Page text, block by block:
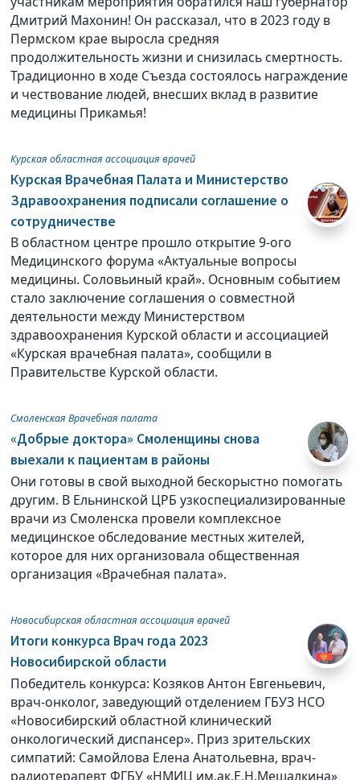
Дмитрий Махонин! Он рассказал, что в 2023 году в
Пермском крае выросла средняя
продолжительность жизни и снизилась смертность.
Традиционно в ходе Съезда состоялось награждение
и чествование людей, внесших вклад в развитие
медицины Прикамья!
Курская областная ассоциация врачей
Курская Врачебная Палата и Министерство
Здравоохранения подписали соглашение о
сотрудничестве
В областном центре прошло открытие 9-ого
Медицинского форума «Актуальные вопросы
медицины. Соловьиный край». Основным событием
стало заключение соглашения о совместной
деятельности между Министерством
здравоохранения Курской области и ассоциацией
«Курская врачебная палата», сообщили в
Правительстве Курской области.
Смоленская Врачебная палата
«Добрые доктора» Смоленщины снова
выехали к пациентам в районы
Они готовы в свой выходной бескорыстно помогать
другим. В Ельнинской ЦРБ узкоспециализированные
врачи из Смоленска провели комплексное
медицинское обследование местных жителей,
которое для них организовала общественная
организация «Врачебная палата».
Новосибирская областная ассоциация врачей
Итоги конкурса Врач года 2023
Новосибирской области
Победитель конкурса: Козяков Антон Евгеньевич,
врач-онколог, заведующий отделением ГБУЗ НСО
«Новосибирский областной клинический
онкологический диспансер». Приз зрительских
симпатий: Самойлова Елена Анатольевна, врач-
радиотерапевт ФГБУ «НМИЦ им.ак.Е.Н.Мешалкина»